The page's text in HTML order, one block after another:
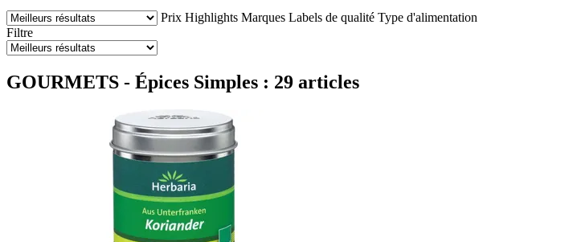
Prix Highlights Marques Labels de qualité Type d'alimentation
Filtre
GOURMETS - Épices Simples : 29 articles